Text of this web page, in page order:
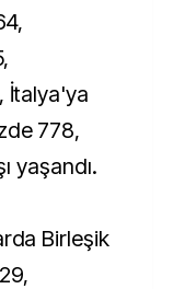
İtalya'ya
778,
yaşandı.
Birleşik